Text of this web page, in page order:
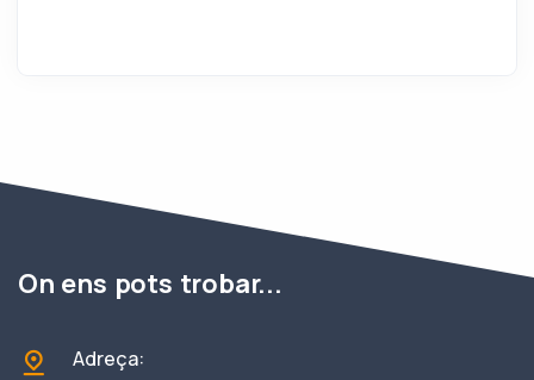
On ens pots trobar...
Adreça: